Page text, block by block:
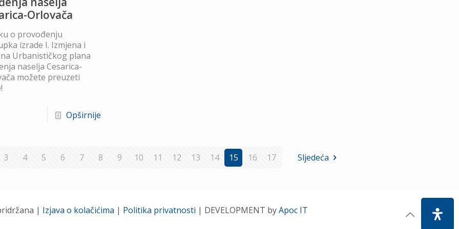
Orlovača
o provođenju
izrade I. Izmjena i
Urbanističkog plana
naselja Cesarica-
možete preuzeti
Opširnije
3 4 5 6 7 8 9 10 11 12 13 14 15 16 17 Sljedeća
| Izjava o kolačićima | Politika privatnosti | DEVELOPMENT byApoc IT